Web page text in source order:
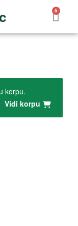
5
korpu.
Vidi korpu